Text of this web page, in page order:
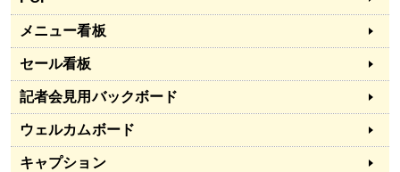
メニュー看板
セール看板
記者会見用バックボード
ウェルカムボード
キャプション